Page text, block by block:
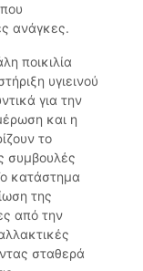
ανάγκες.
ποικιλία
υγιεινού
για την
και η
το
συμβουλές
κατάστημα
της
από την
σταθερά